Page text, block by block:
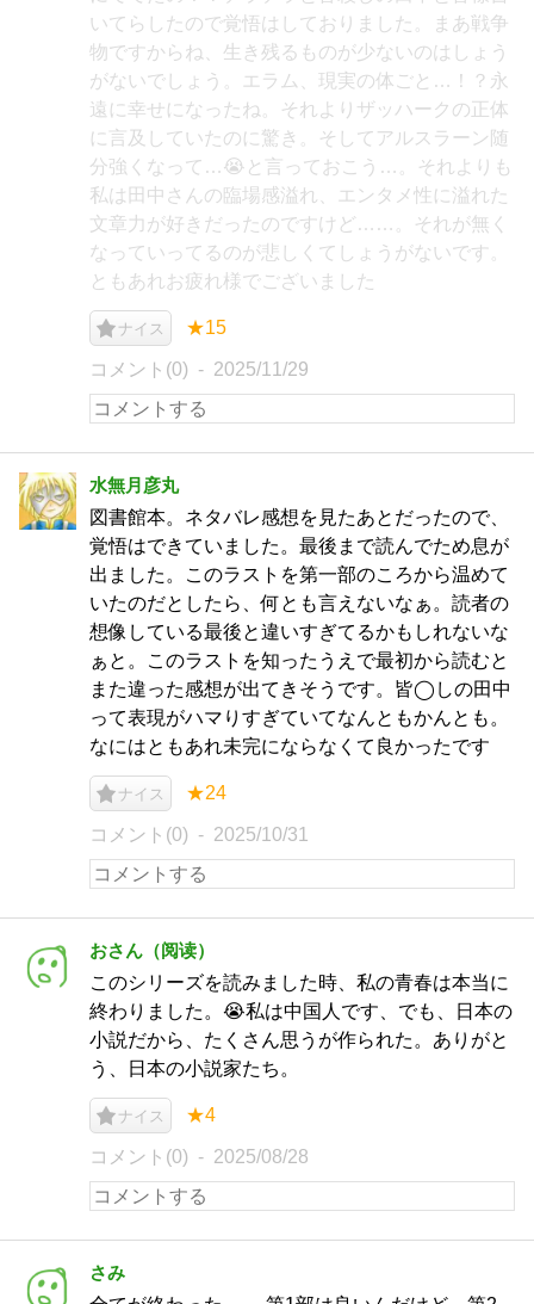
いてらしたので覚悟はしておりました。まあ戦争
物ですからね、生き残るものが少ないのはしょう
がないでしょう。エラム、現実の体ごと…！？永
遠に幸せになったね。それよりザッハークの正体
に言及していたのに驚き。そしてアルスラーン随
分強くなって…😭と言っておこう…。それよりも
私は田中さんの臨場感溢れ、エンタメ性に溢れた
文章力が好きだったのですけど……。それが無く
なっていってるのが悲しくてしょうがないです。
ともあれお疲れ様でございました
ナイス ★15
コメント(0) 2025/11/29
水無月彦丸
図書館本。ネタバレ感想を見たあとだったので、
覚悟はできていました。最後まで読んでため息が
出ました。このラストを第一部のころから温めて
いたのだとしたら、何とも言えないなぁ。読者の
想像している最後と違いすぎてるかもしれないな
ぁと。このラストを知ったうえで最初から読むと
また違った感想が出てきそうです。皆◯しの田中
って表現がハマりすぎていてなんともかんとも。
なにはともあれ未完にならなくて良かったです
ナイス ★24
コメント(0) 2025/10/31
おさん（阅读）
このシリーズを読みました時、私の青春は本当に
終わりました。😭私は中国人です、でも、日本の
小説だから、たくさん思うが作られた。ありがと
う、日本の小説家たち。
ナイス ★4
コメント(0) 2025/08/28
さみ